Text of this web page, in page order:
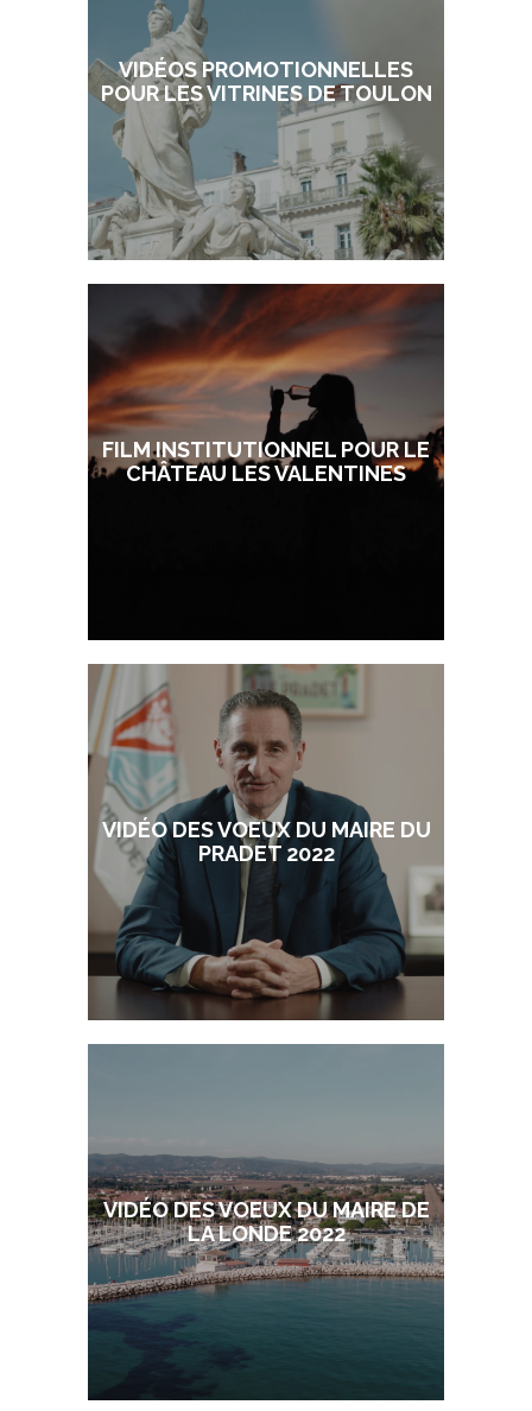
VIDÉOS PROMOTIONNELLES
POUR LES VITRINES DE TOULON
FILM INSTITUTIONNEL POUR LE
CHÂTEAU LES VALENTINES
VIDÉO DES VOEUX DU MAIRE DU
PRADET 2022
VIDÉO DES VOEUX DU MAIRE DE
LA LONDE 2022